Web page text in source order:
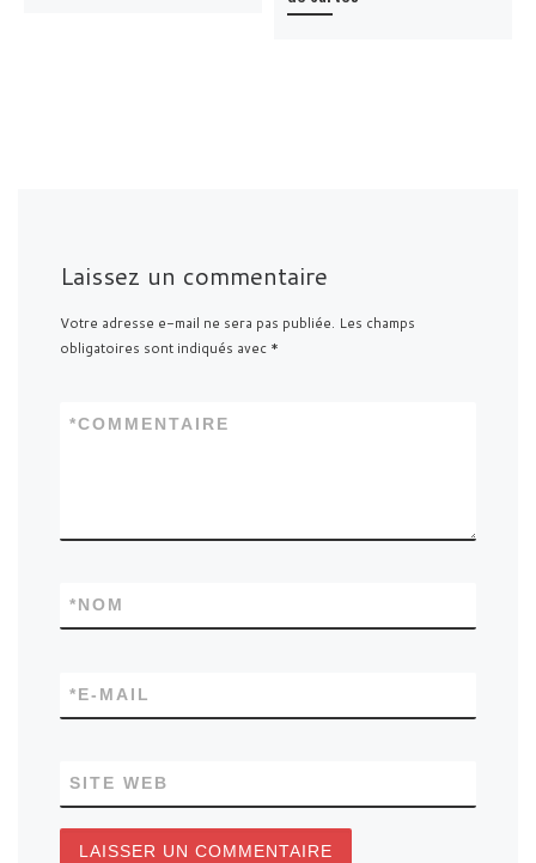
Laissez un commentaire
Votre adresse e-mail ne sera pas publiée. Les champs
obligatoires sont indiqués avec *
COMMENTAIRE
*
NOM
*
E-MAIL
*
SITE WEB